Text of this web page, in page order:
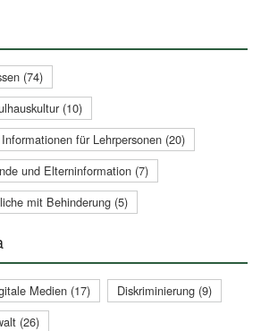
(74)
(10)
für Lehrpersonen (20)
und Elterninformation (7)
mit Behinderung (5)
Medien (17)
Diskriminierung (9)
(26)